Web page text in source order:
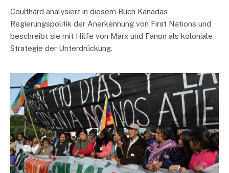
Coulthard analysiert in diesem Buch Kanadas
Regierungspolitik der Anerkennung von First Nations und
beschreibt sie mit Hilfe von Marx und Fanon als koloniale
Strategie der Unterdrückung.